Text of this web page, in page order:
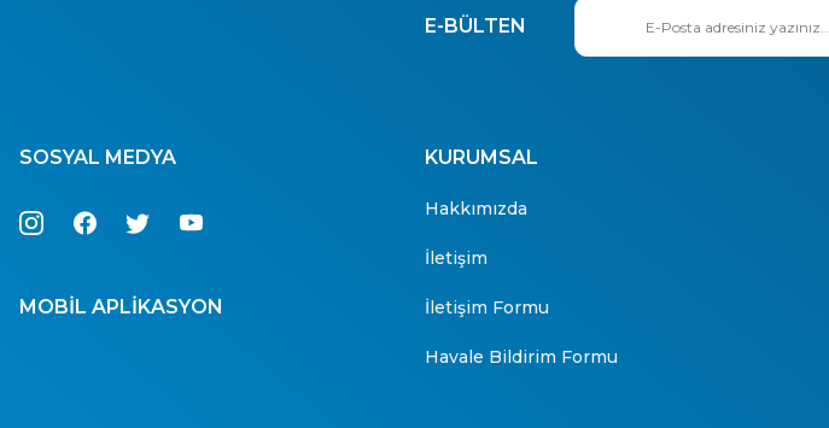
E-BÜLTEN
SOSYAL MEDYA
MOBİL APLİKASYON
KURUMSAL
Hakkımızda
İletişim
İletişim Formu
Havale Bildirim Formu